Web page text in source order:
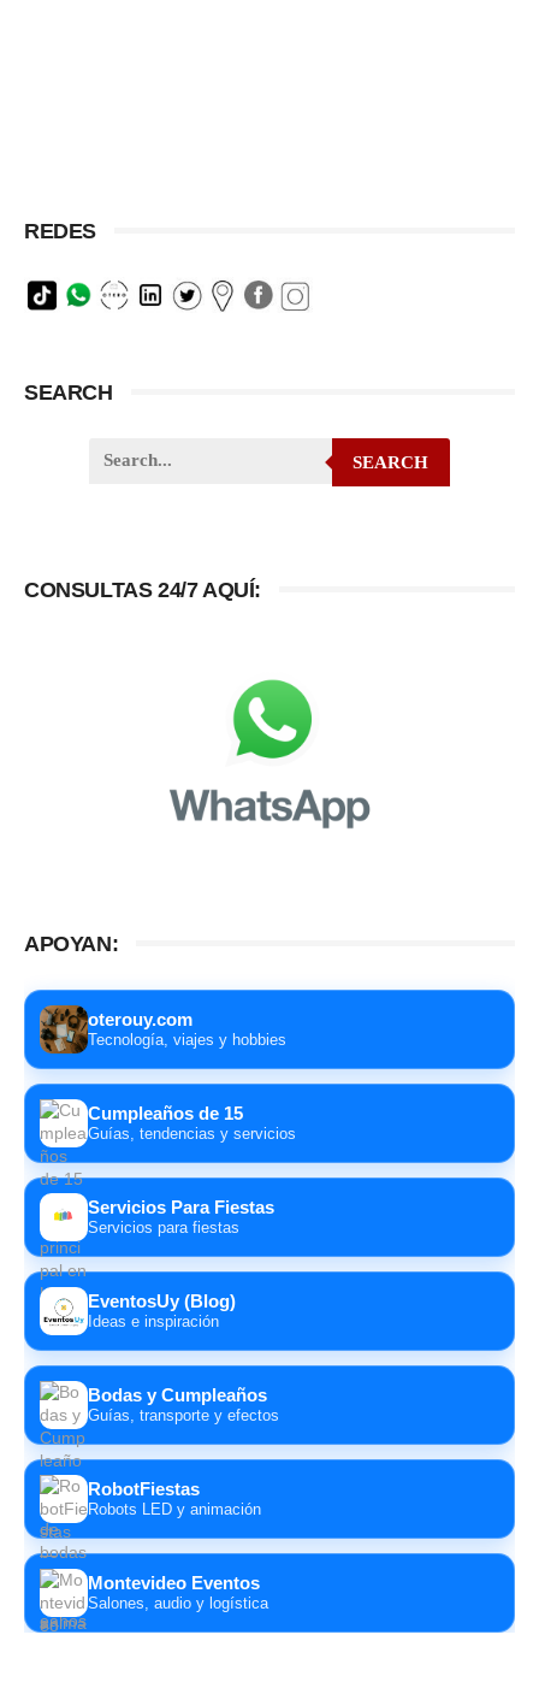
REDES
SEARCH
SEARCH
CONSULTAS 24/7 AQUÍ:
APOYAN:
oterouy.com
Tecnología, viajes y hobbies
Cumpleaños de 15
Guías, tendencias y servicios
Servicios Para Fiestas
Servicios para fiestas
EventosUy (Blog)
Ideas e inspiración
Bodas y Cumpleaños
Guías, transporte y efectos
RobotFiestas
Robots LED y animación
Montevideo Eventos
Salones, audio y logística